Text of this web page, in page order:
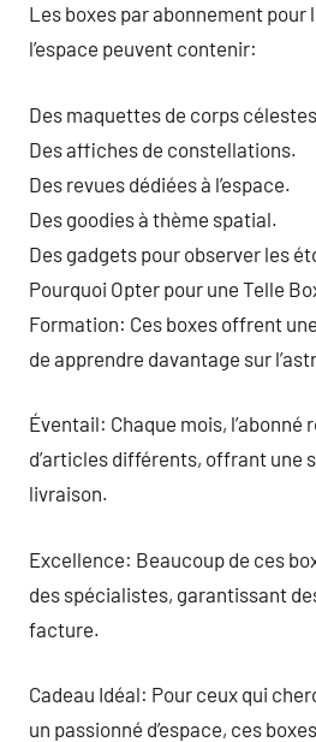
Les boxes par abonnement pour
l’espace peuvent contenir:
Des maquettes de corps
Des affiches de constellations.
Des revues dédiées à l’espace.
Des goodies à thème spatial.
Des gadgets pour observer les
Pourquoi Opter pour une Telle
Formation: Ces boxes offrent
de apprendre davantage sur
Éventail: Chaque mois,
d’articles différents, offrant une
livraison.
Excellence: Beaucoup de ces
des spécialistes, garantissant
facture.
Cadeau Idéal: Pour ceux qui
un passionné d’espace, ces